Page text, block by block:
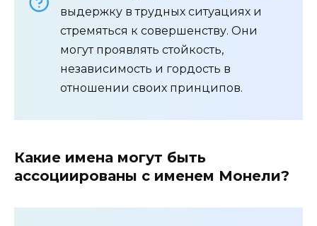
выдержку в трудных ситуациях и
стремяться к совершенству. Они
могут проявлять стойкость,
независимость и гордость в
отношении своих принципов.
Какие имена могут быть
ассоциированы с именем Монели?